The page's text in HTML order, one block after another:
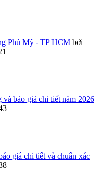
Phú Mỹ - TP HCM bởi
báo giá chi tiết năm 2026
giá chi tiết và chuẩn xác